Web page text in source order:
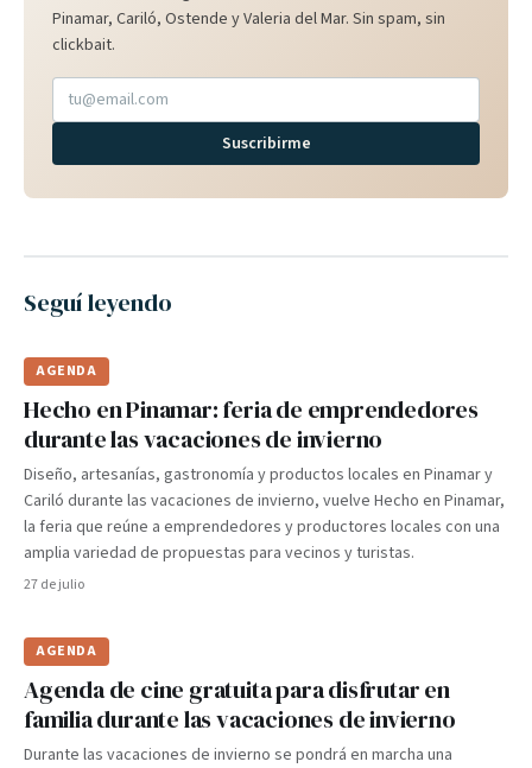
Pinamar, Cariló, Ostende y Valeria del Mar. Sin spam, sin
clickbait.
Suscribirme
Seguí leyendo
AGENDA
Hecho en Pinamar: feria de emprendedores
durante las vacaciones de invierno
Diseño, artesanías, gastronomía y productos locales en Pinamar y
Cariló durante las vacaciones de invierno, vuelve Hecho en Pinamar,
la feria que reúne a emprendedores y productores locales con una
amplia variedad de propuestas para vecinos y turistas.
27 de julio
AGENDA
Agenda de cine gratuita para disfrutar en
familia durante las vacaciones de invierno
Durante las vacaciones de invierno se pondrá en marcha una